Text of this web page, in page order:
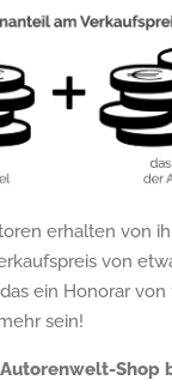
erhalten von
von
ein Honorar von
sein!
Shop